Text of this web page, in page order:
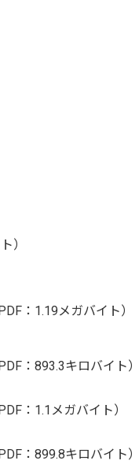
）
PDF：1.19メガバイト）
PDF：893.3キロバイト）
PDF：1.1メガバイト）
PDF：899.8キロバイト）